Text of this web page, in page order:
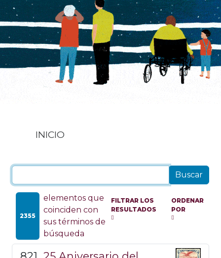
INICIO
2355
elementos que
coinciden con
sus términos de
búsqueda
FILTRAR LOS
RESULTADOS
ORDENAR
POR